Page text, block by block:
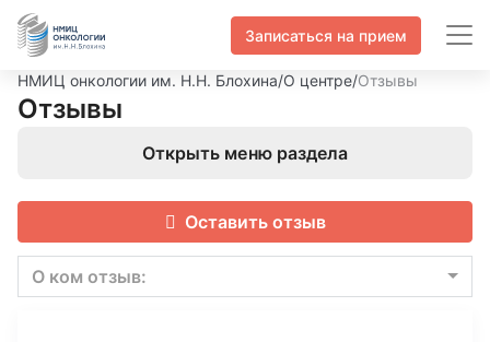
Записаться на прием
НМИЦ онкологии им. Н.Н. Блохина/О центре/Отзывы
Отзывы
Открыть меню раздела
Оставить отзыв
О ком отзыв: